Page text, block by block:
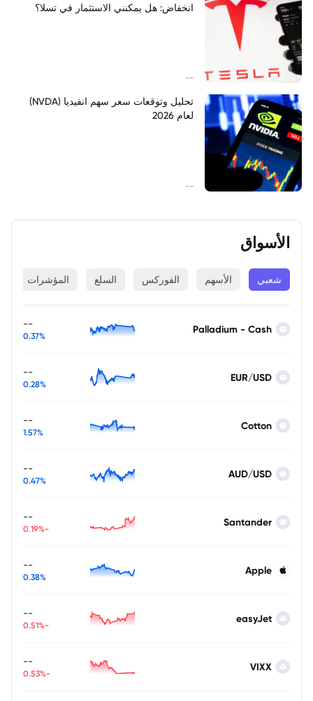
الأسواق
شعبي الأسهم الفوركس السلع المؤشرات
Palladium - Cash
--
0.37%
EUR/USD
--
0.28%
Cotton
--
1.57%
AUD/USD
--
0.47%
Santander
--
-0.19%
Apple
--
0.38%
easyJet
--
-0.51%
VIXX
--
-0.53%
انخفاض: هل يمكنني الاستثمار في تسلا؟
--
تحليل وتوقعات سعر سهم انفيديا (NVDA)
لعام 2026
--